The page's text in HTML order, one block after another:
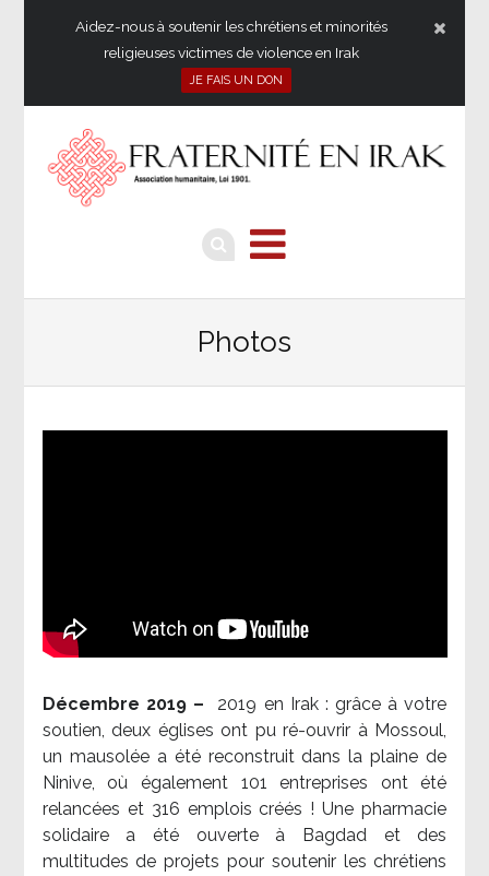
Aidez-nous à soutenir les chrétiens et minorités
religieuses victimes de violence en Irak
JE FAIS UN DON
Photos
Décembre 2019 – 2019 en Irak : grâce à votre
soutien, deux églises ont pu ré-ouvrir à Mossoul,
un mausolée a été reconstruit dans la plaine de
Ninive, où également 101 entreprises ont été
relancées et 316 emplois créés ! Une pharmacie
solidaire a été ouverte à Bagdad et des
multitudes de projets pour soutenir les chrétiens